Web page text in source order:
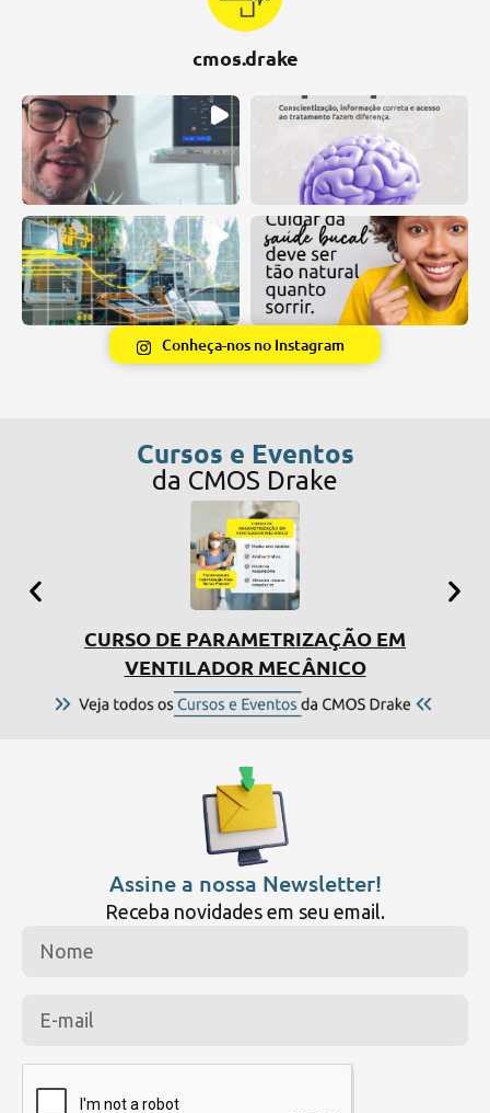
cmos.drake
Conheça-nos no Instagram
Cursos e Eventos
da CMOS Drake
CURSO DE PARAMETRIZAÇÃO EM
VENTILADOR MECÂNICO
Assine a nossa Newsletter!
Receba novidades em seu email.